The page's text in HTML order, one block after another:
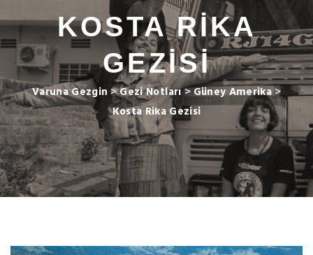
KOSTA RIKA
GEZISI
Varuna Gezgin >Gezi Notları>Güney Amerika>
Kosta Rika Gezisi